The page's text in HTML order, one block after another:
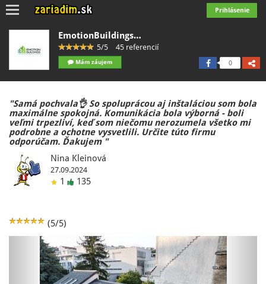
Prihlásenie
Toggle
EmotionBuildings…
5/5 45 referencií
0
Mám záujem
"Samá pochvala👌 So spoluprácou aj inštaláciou som bola
maximálne spokojná. Komunikácia bola výborná - boli
veľmi trpezliví, keď som niečomu nerozumela všetko mi
podrobne a ochotne vysvetlili. Určite túto firmu
odporúčam. Ďakujem "
Nina Kleinová
27.09.2024
1 135
(5/5)
Previous